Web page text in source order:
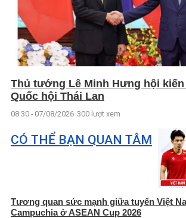
Thủ tướng Lê Minh Hưng hội
Quốc hội Thái Lan
08:30 - 07/08/2026 300 lượt xem
CÓ THỂ BẠN QUAN TÂM
Tương quan sức mạnh giữa tuyển Việt
Campuchia ở ASEAN Cup 2026